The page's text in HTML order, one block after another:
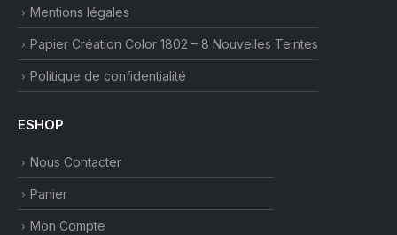
Mentions légales
Papier Création Color 1802 – 8 Nouvelles Teintes
Politique de confidentialité
ESHOP
Nous Contacter
Panier
Mon Compte